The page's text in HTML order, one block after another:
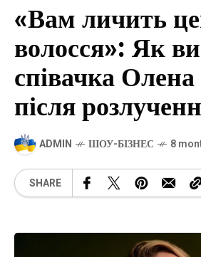
«Вам личить
волосся»: Як
співачка
після
ADMIN ШОУ-БІЗНЕС 8
SHARE